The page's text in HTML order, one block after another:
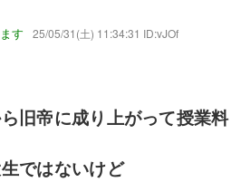
す 25/05/31(土) 11:34:31 ID:vJOf
旧帝に成り上がって授業料
ではないけど